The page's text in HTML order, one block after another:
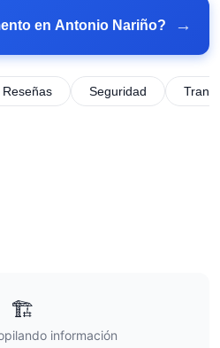
en Antonio Nariño? →
Reseñas Seguridad
🏗️
información